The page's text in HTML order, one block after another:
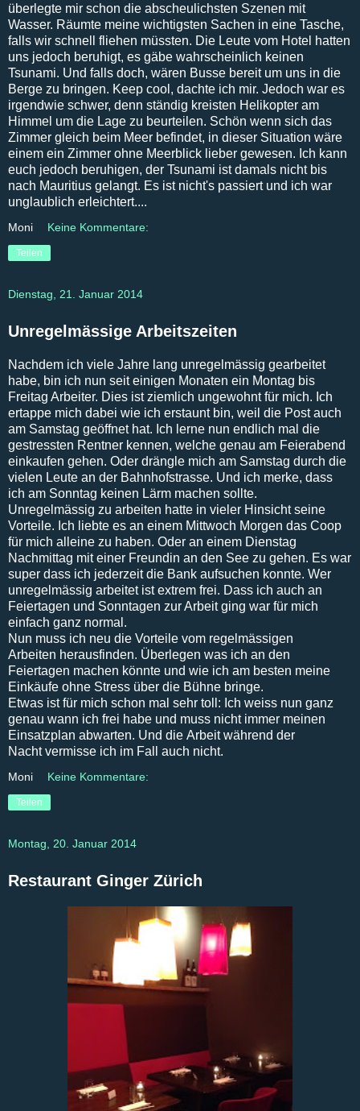
überlegte mir schon die abscheulichsten Szenen mit
Wasser. Räumte meine wichtigsten Sachen in eine Tasche,
falls wir schnell fliehen müssten. Die Leute vom Hotel hatten
uns jedoch beruhigt, es gäbe wahrscheinlich keinen
Tsunami. Und falls doch, wären Busse bereit um uns in die
Berge zu bringen. Keep cool, dachte ich mir. Jedoch war es
irgendwie schwer, denn ständig kreisten Helikopter am
Himmel um die Lage zu beurteilen. Schön wenn sich das
Zimmer gleich beim Meer befindet, in dieser Situation wäre
einem ein Zimmer ohne Meerblick lieber gewesen. Ich kann
euch jedoch beruhigen, der Tsunami ist damals nicht bis
nach Mauritius gelangt. Es ist nicht's passiert und ich war
unglaublich erleichtert....
Moni Keine Kommentare:
Teilen
Dienstag, 21. Januar 2014
Unregelmässige Arbeitszeiten
Nachdem ich viele Jahre lang unregelmässig gearbeitet
habe, bin ich nun seit einigen Monaten ein Montag bis
Freitag Arbeiter. Dies ist ziemlich ungewohnt für mich. Ich
ertappe mich dabei wie ich erstaunt bin, weil die Post auch
am Samstag geöffnet hat. Ich lerne nun endlich mal die
gestressten Rentner kennen, welche genau am Feierabend
einkaufen gehen. Oder drängle mich am Samstag durch die
vielen Leute an der Bahnhofstrasse. Und ich merke, dass
ich am Sonntag keinen Lärm machen sollte.
Unregelmässig zu arbeiten hatte in vieler Hinsicht seine
Vorteile. Ich liebte es an einem Mittwoch Morgen das Coop
für mich alleine zu haben. Oder an einem Dienstag
Nachmittag mit einer Freundin an den See zu gehen. Es war
super dass ich jederzeit die Bank aufsuchen konnte. Wer
unregelmässig arbeitet ist extrem frei. Dass ich auch an
Feiertagen und Sonntagen zur Arbeit ging war für mich
einfach ganz normal.
Nun muss ich neu die Vorteile vom regelmässigen
Arbeiten herausfinden. Überlegen was ich an den
Feiertagen machen könnte und wie ich am besten meine
Einkäufe ohne Stress über die Bühne bringe.
Etwas ist für mich schon mal sehr toll: Ich weiss nun ganz
genau wann ich frei habe und muss nicht immer meinen
Einsatzplan abwarten. Und die Arbeit während der
Nacht vermisse ich im Fall auch nicht.
Moni Keine Kommentare:
Teilen
Montag, 20. Januar 2014
Restaurant Ginger Zürich